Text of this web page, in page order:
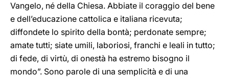
Vangelo, né della Chiesa. Abbiate il coraggio del bene
e dell’educazione cattolica e italiana ricevuta;
diffondete lo spirito della bontà; perdonate sempre;
amate tutti; siate umili, laboriosi, franchi e leali in tutto;
di fede, di virtù, di onestà ha estremo bisogno il
mondo”. Sono parole di una semplicità e di una